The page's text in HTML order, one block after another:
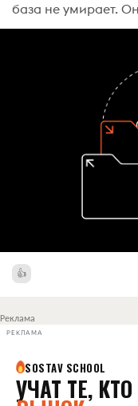
база не умирает.
Реклама
РЕКЛАМА